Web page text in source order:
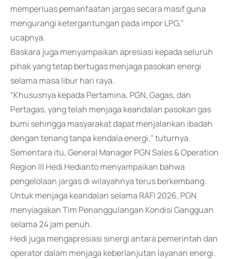
memperluas pemanfaatan jargas secara masif guna
mengurangi ketergantungan pada impor LPG,"
ucapnya.
Baskara juga menyampaikan apresiasi kepada seluruh
pihak yang tetap bertugas menjaga pasokan energi
selama masa libur hari raya.
"Khususnya kepada Pertamina, PGN, Gagas, dan
Pertagas, yang telah menjaga keandalan pasokan gas
bumi sehingga masyarakat dapat menjalankan ibadah
dengan tenang tanpa kendala energi," tuturnya.
Sementara itu, General Manager PGN Sales & Operation
Region III Hedi Hedianto menyampaikan bahwa
pengelolaan jargas di wilayahnya terus berkembang.
Untuk menjaga keandalan selama RAFI 2026, PGN
menyiagakan Tim Penanggulangan Kondisi Gangguan
selama 24 jam penuh.
Hedi juga mengapresiasi sinergi antara pemerintah dan
operator dalam menjaga keberlanjutan layanan energi.